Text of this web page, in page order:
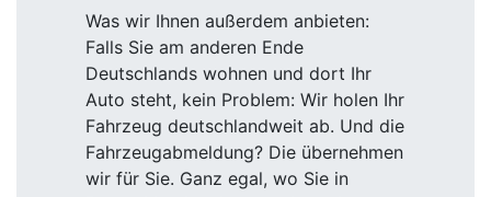
Was wir Ihnen außerdem anbieten:
Falls Sie am anderen Ende
Deutschlands wohnen und dort Ihr
Auto steht, kein Problem: Wir holen Ihr
Fahrzeug deutschlandweit ab. Und die
Fahrzeugabmeldung? Die übernehmen
wir für Sie. Ganz egal, wo Sie in